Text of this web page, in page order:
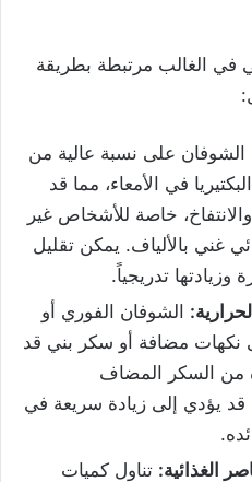
في الغالب مرتبطة بطريقة
الشوفان على نسبة عالية من
في الأمعاء، مما قد
خاصة للأشخاص غير
غني بالألياف. يمكن تقليل
تدريجياً.
الشوفان الفوري أو
نكهات مضافة أو سكر بني قد
من السكر المضاف
قد يؤدي إلى زيادة سريعة في
الغذائية: تناول كميات